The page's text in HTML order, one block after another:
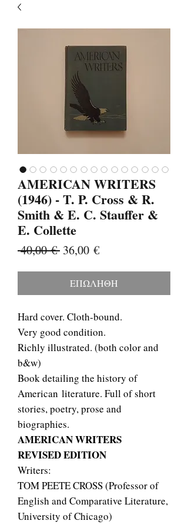
AMERICAN WRITERS
(1946) - T. P. Cross & R.
Smith & E. C. Stauffer &
E. Collette
40,00 € Κανονική
36,00 €Τιμή
ΕΠΩΛΗΘΗ
Hard cover. Cloth-bound.
Very good condition.
Richly illustrated. (both color and
b&w)
Book detailing the history of
American literature. Full of short
stories, poetry, prose and
biographies.
AMERICAN WRITERS
REVISED EDITION
Writers:
TOM PEETE CROSS (Professor of
English and Comparative Literature,
University of Chicago)